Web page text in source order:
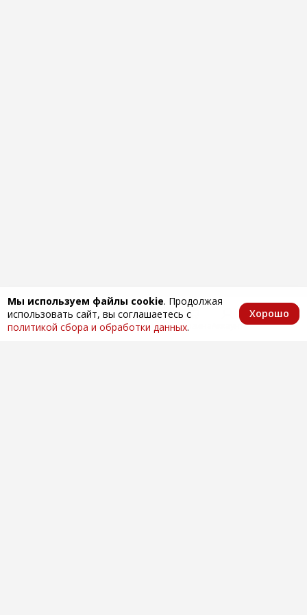
Мы используем файлы cookie. Продолжая
использовать сайт, вы соглашаетесь с
политикой сбора и обработки данных.
Хорошо
Главная КаталогИзбранноеКорзина Аккаунт